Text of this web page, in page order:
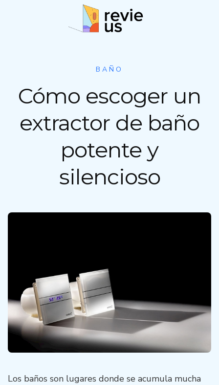
BAÑO
Cómo escoger un
extractor de baño
potente y
silencioso
Los baños son lugares donde se acumula mucha